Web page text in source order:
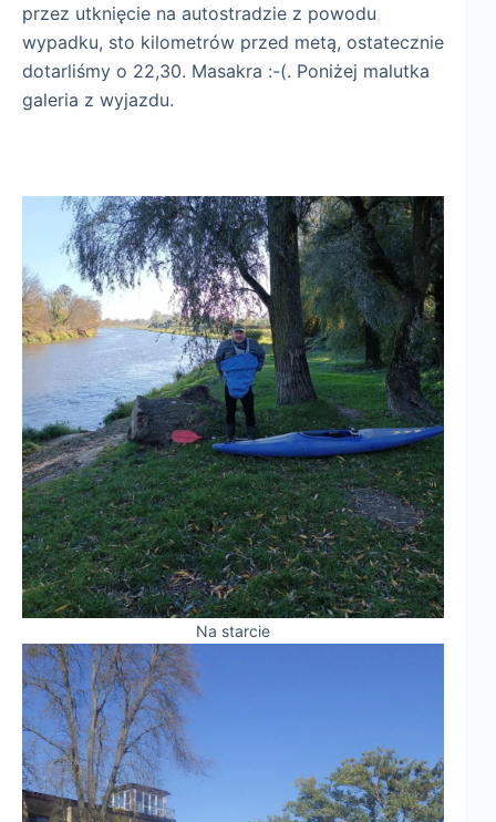
przez utknięcie na autostradzie z powodu
wypadku, sto kilometrów przed metą, ostatecznie
dotarliśmy o 22,30. Masakra :-(. Poniżej malutka
galeria z wyjazdu.
Na starcie